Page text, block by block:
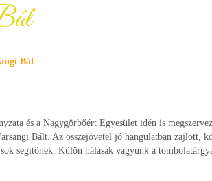
Bál
és a Nagygörbőért Egyesület idén is
Bált. Az összejövetel jó hangulatban zajlott,
segítőnek. Külön hálásak vagyunk a